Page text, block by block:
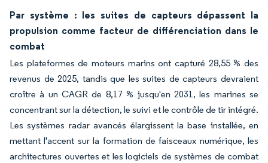
Par système : les suites de capteurs dépassent la
propulsion comme facteur de différenciation dans le
combat
Les plateformes de moteurs marins ont capturé 28,55 % des
revenus de 2025, tandis que les suites de capteurs devraient
croître à un CAGR de 8,17 % jusqu'en 2031, les marines se
concentrant sur la détection, le suivi et le contrôle de tir intégré.
Les systèmes radar avancés élargissent la base installée, en
mettant l'accent sur la formation de faisceaux numérique, les
architectures ouvertes et les logiciels de systèmes de combat